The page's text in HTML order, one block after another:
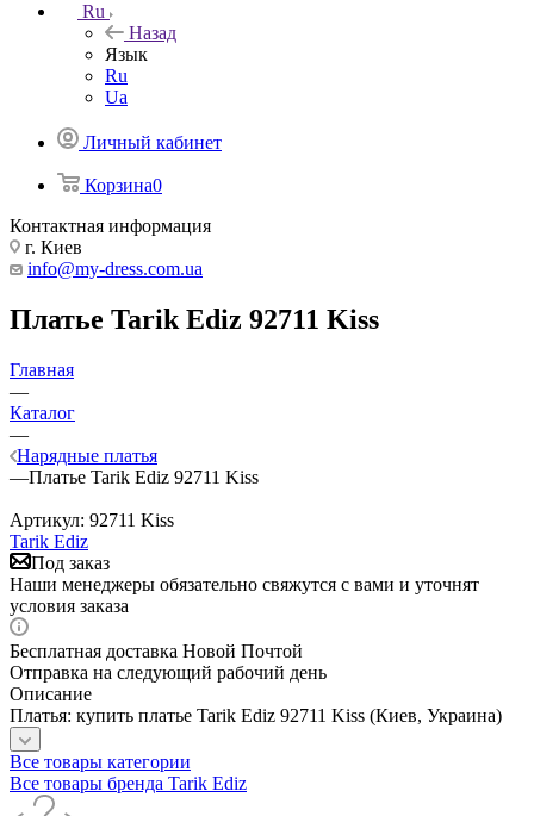
Ru
Назад
Язык
Ru
Ua
Личный кабинет
Корзина0
Контактная информация
г. Киев
info@my-dress.com.ua
Платье Tarik Ediz 92711 Kiss
Главная
—
Каталог
—
Нарядные платья
—Платье Tarik Ediz 92711 Kiss
Артикул: 92711 Kiss
Tarik Ediz
Под заказ
Наши менеджеры обязательно свяжутся с вами и уточнят
условия заказа
Бесплатная доставка Новой Почтой
Отправка на следующий рабочий день
Описание
Платья: купить платье Tarik Ediz 92711 Kiss (Киев, Украина)
Все товары категории
Все товары бренда Tarik Ediz